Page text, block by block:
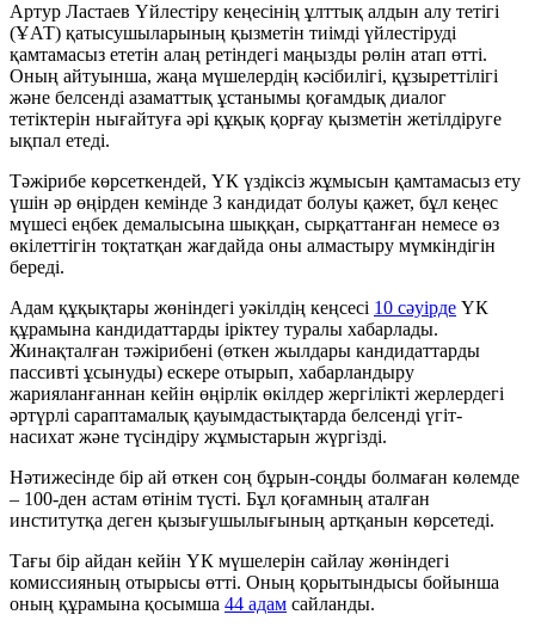
Артур Ластаев Үйлестіру кеңесінің ұлттық алдын алу тетігі
(ҰАТ) қатысушыларының қызметін тиімді үйлестіруді
қамтамасыз ететін алаң ретіндегі маңызды рөлін атап өтті.
Оның айтуынша, жаңа мүшелердің кәсібилігі, құзыреттілігі
және белсенді азаматтық ұстанымы қоғамдық диалог
тетіктерін нығайтуға әрі құқық қорғау қызметін жетілдіруге
ықпал етеді.
Тәжірибе көрсеткендей, ҮК үздіксіз жұмысын қамтамасыз ету
үшін әр өңірден кемінде 3 кандидат болуы қажет, бұл кеңес
мүшесі еңбек демалысына шыққан, сырқаттанған немесе өз
өкілеттігін тоқтатқан жағдайда оны алмастыру мүмкіндігін
береді.
Адам құқықтары жөніндегі уәкілдің кеңсесі 10 сәуірде ҮК
құрамына кандидаттарды іріктеу туралы хабарлады.
Жинақталған тәжірибені (өткен жылдары кандидаттарды
пассивті ұсынуды) ескере отырып, хабарландыру
жарияланғаннан кейін өңірлік өкілдер жергілікті жерлердегі
әртүрлі сараптамалық қауымдастықтарда белсенді үгіт-
насихат және түсіндіру жұмыстарын жүргізді.
Нәтижесінде бір ай өткен соң бұрын-соңды болмаған көлемде
– 100-ден астам өтінім түсті. Бұл қоғамның аталған
институтқа деген қызығушылығының артқанын көрсетеді.
Тағы бір айдан кейін ҮК мүшелерін сайлау жөніндегі
комиссияның отырысы өтті. Оның қорытындысы бойынша
оның құрамына қосымша 44 адам сайланды.